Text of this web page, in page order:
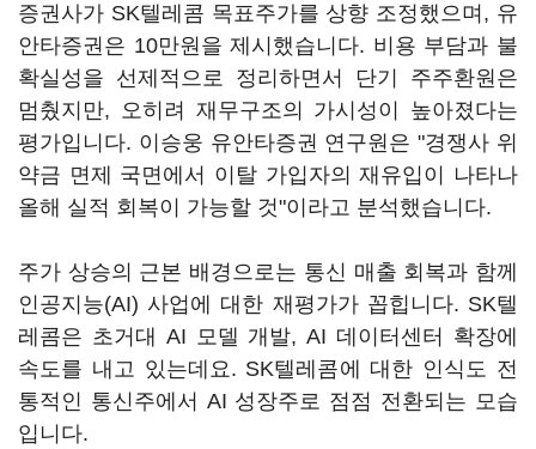
증권사가 SK텔레콤 목표주가를 상향 조정했으며, 유
안타증권은 10만원을 제시했습니다. 비용 부담과 불
확실성을 선제적으로 정리하면서 단기 주주환원은
멈췄지만, 오히려 재무구조의 가시성이 높아졌다는
평가입니다. 이승웅 유안타증권 연구원은 "경쟁사 위
약금 면제 국면에서 이탈 가입자의 재유입이 나타나
올해 실적 회복이 가능할 것"이라고 분석했습니다.
주가 상승의 근본 배경으로는 통신 매출 회복과 함께
인공지능(AI) 사업에 대한 재평가가 꼽힙니다. SK텔
레콤은 초거대 AI 모델 개발, AI 데이터센터 확장에
속도를 내고 있는데요. SK텔레콤에 대한 인식도 전
통적인 통신주에서 AI 성장주로 점점 전환되는 모습
입니다.